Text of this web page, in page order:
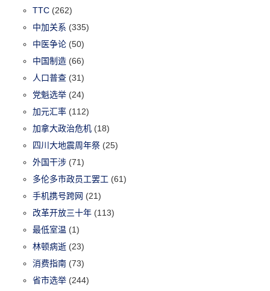
TTC (262)
中加关系 (335)
中医争论 (50)
中国制造 (66)
人口普查 (31)
党魁选举 (24)
加元汇率 (112)
加拿大政治危机 (18)
四川大地震周年祭 (25)
外国干涉 (71)
多伦多市政员工罢工 (61)
手机携号跨网 (21)
改革开放三十年 (113)
最低室温 (1)
林顿病逝 (23)
消费指南 (73)
省市选举 (244)